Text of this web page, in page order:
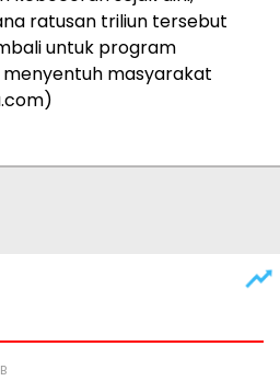
ratusan triliun tersebut
untuk program
masyarakat